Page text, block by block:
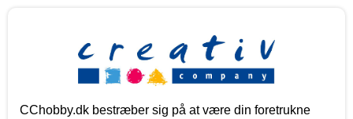
CChobby.dk bestræber sig på at være din foretrukne